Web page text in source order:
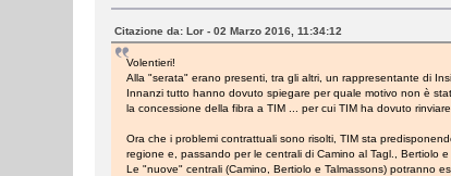
Citazione da: Lor - 02 Marzo 2016, 11:34:12
Volentieri!
Alla "serata" erano presenti, tra gli altri, un rappresentante di
Innanzi tutto hanno dovuto spiegare per quale motivo non è
la concessione della fibra a TIM ... per cui TIM ha dovuto rinviare.
Ora che i problemi contrattuali sono risolti, TIM sta
regione e, passando per le centrali di Camino al Tagl., Bertiolo
Le "nuove" centrali (Camino, Bertiolo e Talmassons) potranno